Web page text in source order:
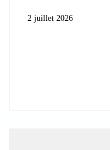
2 juillet 2026